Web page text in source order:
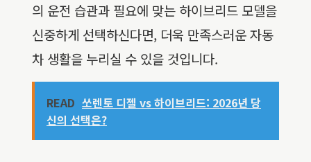
의 운전 습관과 필요에 맞는 하이브리드 모델을
신중하게 선택하신다면, 더욱 만족스러운 자동
차 생활을 누리실 수 있을 것입니다.
READ 쏘렌토 디젤 vs 하이브리드: 2026년 당
신의 선택은?